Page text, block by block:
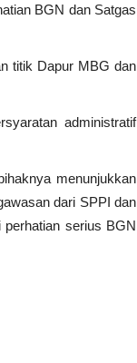
BGN dan Satgas
titik Dapur MBG dan
administratif
menunjukkan
dari SPPI dan
serius BGN